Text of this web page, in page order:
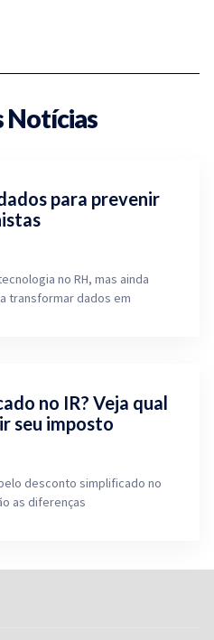
Notícias
para prevenir
no RH, mas ainda
transformar dados em
no IR? Veja qual
seu imposto
desconto simplificado no
as diferenças